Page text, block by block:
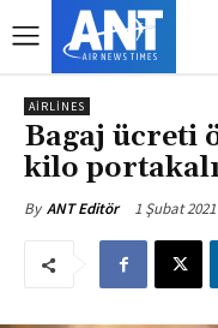
AIRLINES
Bagaj ücreti
kilo
By ANT Editör 1 Şubat 2021